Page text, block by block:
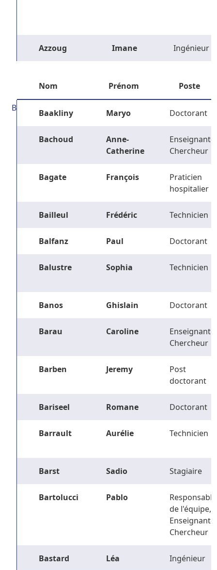
Azzoug Imane Ingénieur
Nom Prénom Poste
B Baakliny Maryo Doctorant
Bachoud
Anne-
Catherine
Enseignant-
Chercheur
Bagate François
Praticien
hospitalier
Bailleul Frédéric Technicien
Balfanz Paul Doctorant
Balustre Sophia Technicien
Banos Ghislain Doctorant
Barau Caroline
Enseignant-
Chercheur
Barben Jeremy
Post
doctorant
Bariseel Romane Doctorant
Barrault Aurélie Technicien
Barst Sadio Stagiaire
Bartolucci Pablo
Responsable
de l'équipe,
Enseignant-
Chercheur
Bastard Léa Ingénieur